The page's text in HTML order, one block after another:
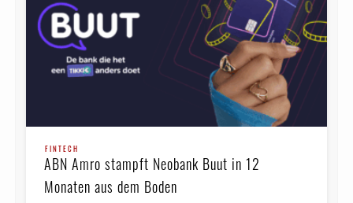
FINTECH
ABN Amro stampft Neobank Buut in 12
Monaten aus dem Boden